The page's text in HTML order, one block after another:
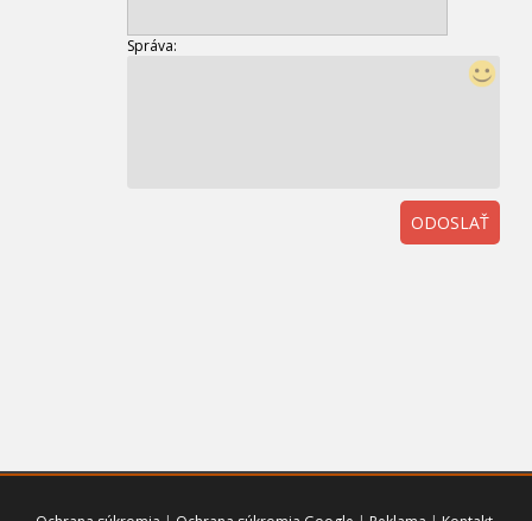
Správa:
ODOSLAŤ